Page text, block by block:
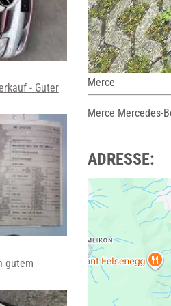
Merce
Merce Mercedes-
ADRESSE:
- Guter
gutem